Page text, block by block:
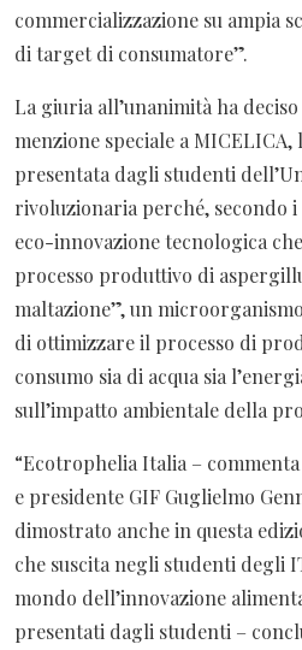
commercializzazione su ampia
di target di consumatore”.
La giuria all’unanimità ha
menzione speciale a
presentata dagli studenti
rivoluzionaria perché, secondo
eco-innovazione tecnologica
processo produttivo di
maltazione”, un
di ottimizzare il processo di
consumo sia di acqua sia
sull’impatto ambientale della
“Ecotrophelia Italia –
e presidente GIF Guglielmo
dimostrato anche in questa
che suscita negli studenti degli
mondo dell’innovazione
presentati dagli studenti –